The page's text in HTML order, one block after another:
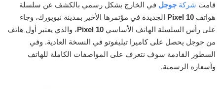
قامت شركة جوجل في الخارج بشكل رسمي بالكشف عن سلسلة
هواتف Pixel 10 الجديدة في مؤتمرها الأخير بمدينة نيويورك، وجاء
على رأس السلسلة الهاتف الأساسي Pixel 10، والذي يعتبر أول هاتف
من جوجل يحصل على كاميرا تيليفوتو في النسخة العادية. وفي
السطور القادمة سوف نتعرف على المواصفات الكاملة للهاتف
وأسعاره الرسمية.